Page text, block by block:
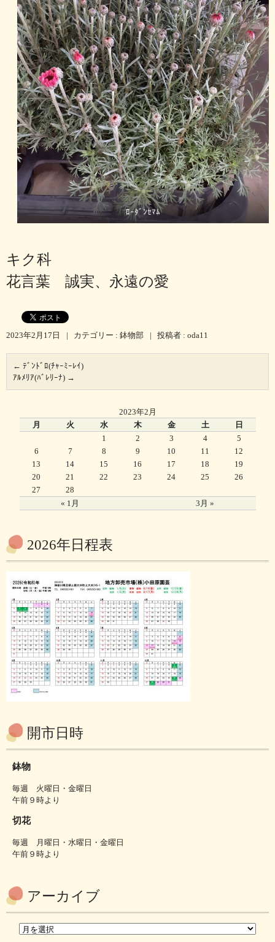
ﾛｰﾀﾞﾝｾﾏﾑ
キク科
花言葉 誠実、永遠の愛
2023年2月17日 | カテゴリー : 鉢物部 | 投稿者 : oda11
← ﾃﾞﾝﾄﾞﾛ(ﾁｬｰﾐｰﾚｲ)
ｱﾙﾒﾘｱ(ﾊﾞﾚﾘｰﾅ) →
2023年2月
月
火 水 木 金 土 日
« 1月 3月 »
1 2 3 4
5
6
7 8 9 10 11
12
13
14 15 16 17 18
19
20
21 22 23 24 25
26
27
28
2026年日程表
開市日時
鉢物
毎週 火曜日・金曜日
午前９時より
切花
毎週 月曜日・水曜日・金曜日
午前９時より
アーカイブ